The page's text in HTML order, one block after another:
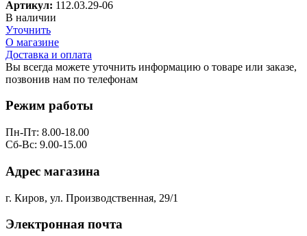
Артикул: 112.03.29-06
В наличии
Уточнить
О магазине
Доставка и оплата
Вы всегда можете уточнить информацию о товаре или заказе,
позвонив нам по телефонам
Режим работы
Пн-Пт: 8.00-18.00
Сб-Вс: 9.00-15.00
Адрес магазина
г. Киров, ул. Производственная, 29/1
Электронная почта